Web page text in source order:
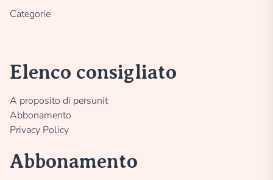
Categorie
Elenco consigliato
A proposito di persunit
Abbonamento
Privacy Policy
Abbonamento